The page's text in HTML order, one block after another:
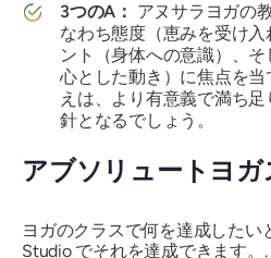
3つのA： アヌサラヨガの
なわち態度（恵みを受け
ント（身体への意識）、
心とした動き）に焦点を
えは、より有意義で満ち
針となるでしょう。
アブソリュートヨガ
ヨガのクラスで何を達成したい
Studio でそれを達成できます。.